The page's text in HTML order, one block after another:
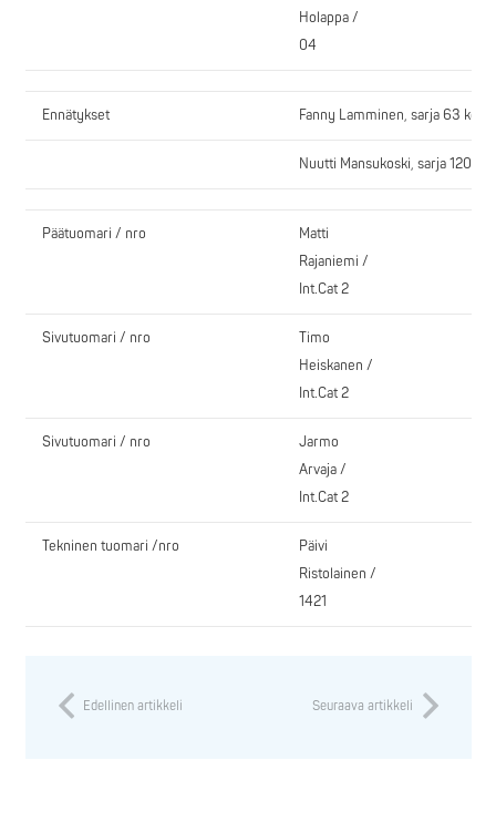
Holappa /
04
Ennätykset Fanny Lamminen, sarja 63 kg,
Nuutti Mansukoski, sarja 120+
Päätuomari / nro
Matti
Rajaniemi /
Int.Cat 2
Sivutuomari / nro
Timo
Heiskanen /
Int.Cat 2
Sivutuomari / nro
Jarmo
Arvaja /
Int.Cat 2
Tekninen tuomari /nro
Päivi
Ristolainen /
1421
Edellinen artikkeli Seuraava artikkeli